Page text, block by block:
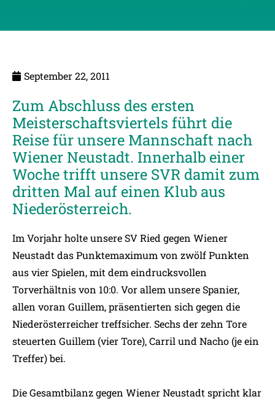
September 22, 2011
Zum Abschluss des ersten
Meisterschaftsviertels führt die
Reise für unsere Mannschaft nach
Wiener Neustadt. Innerhalb einer
Woche trifft unsere SVR damit zum
dritten Mal auf einen Klub aus
Niederösterreich.
Im Vorjahr holte unsere SV Ried gegen Wiener
Neustadt das Punktemaximum von zwölf Punkten
aus vier Spielen, mit dem eindrucksvollen
Torverhältnis von 10:0. Vor allem unsere Spanier,
allen voran Guillem, präsentierten sich gegen die
Niederösterreicher treffsicher. Sechs der zehn Tore
steuerten Guillem (vier Tore), Carril und Nacho (je ein
Treffer) bei.
Die Gesamtbilanz gegen Wiener Neustadt spricht klar